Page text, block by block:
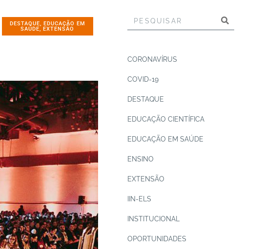
DESTAQUE, EDUCAÇÃO EM
SAÚDE,EXTENSÃO
CORONAVÍRUS
COVID-19
DESTAQUE
EDUCAÇÃO CIENTÍFICA
EDUCAÇÃO EM SAÚDE
ENSINO
EXTENSÃO
IIN-ELS
INSTITUCIONAL
OPORTUNIDADES